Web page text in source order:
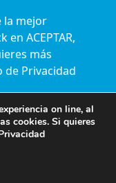
la mejor
ACEPTAR,
más
de Privacidad
on line, al
cookies. Si quieres